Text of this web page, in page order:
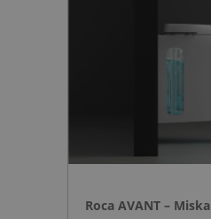
bezpiecznej
skomplikowanej i
działającą w
wody oraz
przycisk
Roca AVANT –